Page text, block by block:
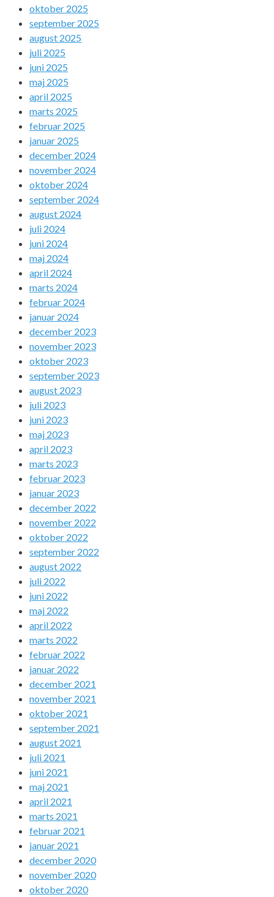
oktober 2025
september 2025
august 2025
juli 2025
juni 2025
maj 2025
april 2025
marts 2025
februar 2025
januar 2025
december 2024
november 2024
oktober 2024
september 2024
august 2024
juli 2024
juni 2024
maj 2024
april 2024
marts 2024
februar 2024
januar 2024
december 2023
november 2023
oktober 2023
september 2023
august 2023
juli 2023
juni 2023
maj 2023
april 2023
marts 2023
februar 2023
januar 2023
december 2022
november 2022
oktober 2022
september 2022
august 2022
juli 2022
juni 2022
maj 2022
april 2022
marts 2022
februar 2022
januar 2022
december 2021
november 2021
oktober 2021
september 2021
august 2021
juli 2021
juni 2021
maj 2021
april 2021
marts 2021
februar 2021
januar 2021
december 2020
november 2020
oktober 2020